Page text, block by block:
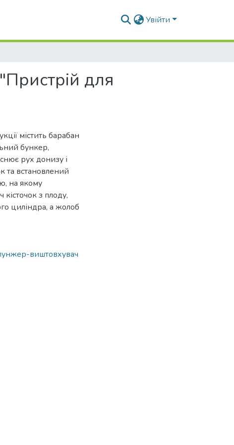
Увійти
для
містить барабан
бункер,
рух донизу і
та встановлений
на якому
з плоду,
циліндра, а жолоб
виштовхувач